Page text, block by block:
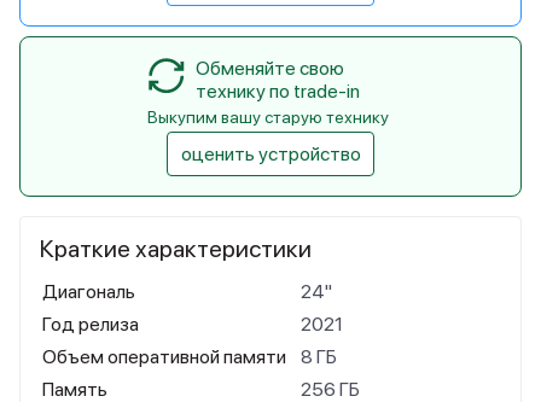
Краткие характеристики
Диагональ
24"
Год релиза
2021
Объем оперативной памяти
8 ГБ
Память
256 ГБ
Обменяйте свою
технику по trade-in
Выкупим вашу старую технику
оценить устройство